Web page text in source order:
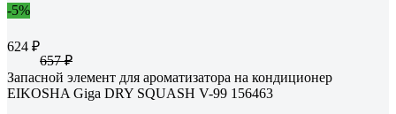
-5%
624 ₽
657 ₽
Запасной элемент для ароматизатора на кондиционер
EIKOSHA Giga DRY SQUASH V-99 156463